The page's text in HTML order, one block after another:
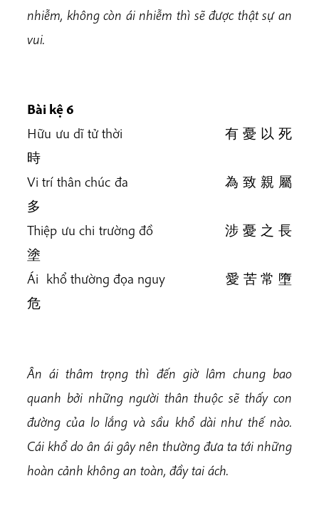
nhiễm, không còn ái nhiễm thì sẽ được thật sự an
vui.
Bài kệ 6
Hữu ưu dĩ tử thời 有 憂 以 死
時
Vi trí thân chúc đa 為 致 親 屬
多
Thiệp ưu chi trường đồ 涉 憂 之 長
塗
Ái khổ thường đọa nguy 愛 苦 常 墮
危
Ân ái thâm trọng thì đến giờ lâm chung bao
quanh bởi những người thân thuộc sẽ thấy con
đường của lo lắng và sầu khổ dài như thế nào.
Cái khổ do ân ái gây nên thường đưa ta tới những
hoàn cảnh không an toàn, đầy tai ách.